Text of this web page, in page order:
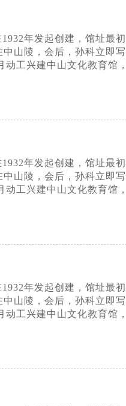
年发起创建，馆址最
山陵，会后，孙科立即
工兴建中山文化教育馆
年发起创建，馆址最
山陵，会后，孙科立即
工兴建中山文化教育馆
年发起创建，馆址最
山陵，会后，孙科立即
工兴建中山文化教育馆